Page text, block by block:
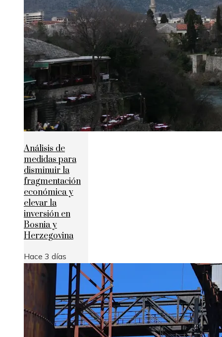
Análisis de
medidas para
disminuir la
fragmentación
económica y
elevar la
inversión en
Bosnia y
Herzegovina
Hace 3 días